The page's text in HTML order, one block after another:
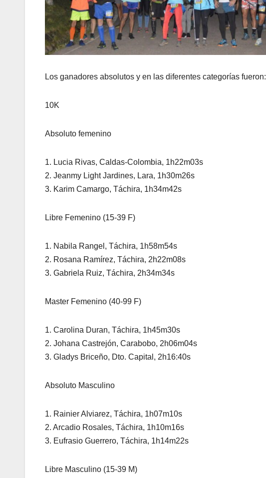
Los ganadores absolutos y en las diferentes categorías fueron:
10K
Absoluto femenino
1. Lucia Rivas, Caldas-Colombia, 1h22m03s
2. Jeanmy Light Jardines, Lara, 1h30m26s
3. Karim Camargo, Táchira, 1h34m42s
Libre Femenino (15-39 F)
1. Nabila Rangel, Táchira, 1h58m54s
2. Rosana Ramírez, Táchira, 2h22m08s
3. Gabriela Ruiz, Táchira, 2h34m34s
Master Femenino (40-99 F)
1. Carolina Duran, Táchira, 1h45m30s
2. Johana Castrejón, Carabobo, 2h06m04s
3. Gladys Briceño, Dto. Capital, 2h16:40s
Absoluto Masculino
1. Rainier Alviarez, Táchira, 1h07m10s
2. Arcadio Rosales, Táchira, 1h10m16s
3. Eufrasio Guerrero, Táchira, 1h14m22s
Libre Masculino (15-39 M)